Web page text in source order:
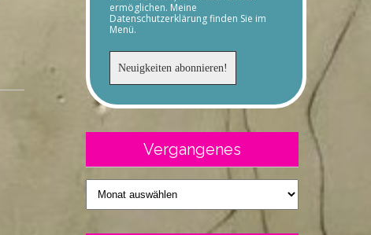
ermöglichen. Meine
Datenschutzerklärung finden Sie im
Menü.
Vergangenes
Vergangenes